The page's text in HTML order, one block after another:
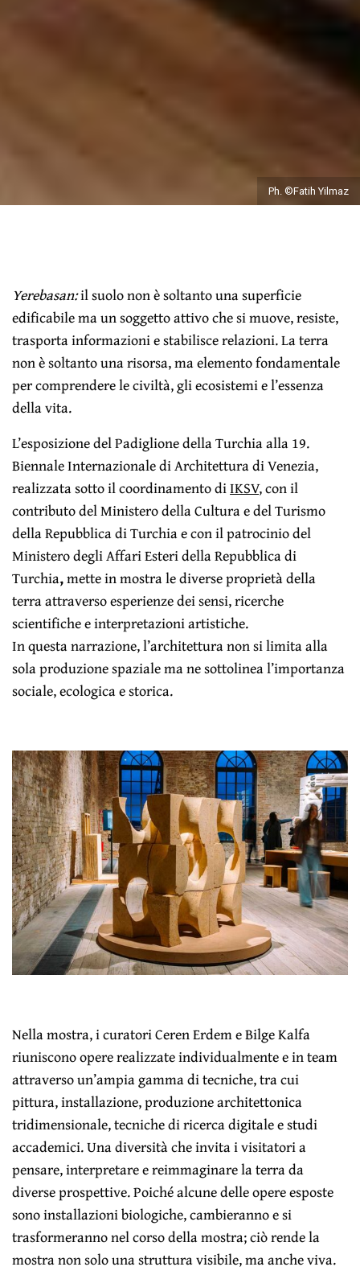
Ph. ©Fatih Yilmaz
Yerebasan:il suolo non è soltanto una superficie
edificabile ma un soggetto attivo che si muove, resiste,
trasporta informazioni e stabilisce relazioni. La terra
non è soltanto una risorsa, ma elemento fondamentale
per comprendere le civiltà, gli ecosistemi e l’essenza
della vita.
L’esposizione del Padiglione della Turchia alla 19.
Biennale Internazionale di Architettura di Venezia,
realizzata sotto il coordinamento diIKSV, con il
contributo del Ministero della Cultura e del Turismo
della Repubblica di Turchia e con il patrocinio del
Ministero degli Affari Esteri della Repubblica di
Turchia,mette in mostra le diverse proprietà della
terra attraverso esperienze dei sensi, ricerche
scientifiche e interpretazioni artistiche.
In questa narrazione, l’architettura non si limita alla
sola produzione spaziale ma ne sottolinea l’importanza
sociale, ecologica e storica.
Nella mostra, i curatori Ceren Erdem e Bilge Kalfa
riuniscono opere realizzate individualmente e in team
attraverso un’ampia gamma di tecniche, tra cui
pittura, installazione, produzione architettonica
tridimensionale, tecniche di ricerca digitale e studi
accademici. Una diversità che invita i visitatori a
pensare, interpretare e reimmaginare la terra da
diverse prospettive. Poiché alcune delle opere esposte
sono installazioni biologiche, cambieranno e si
trasformeranno nel corso della mostra; ciò rende la
mostra non solo una struttura visibile, ma anche viva.